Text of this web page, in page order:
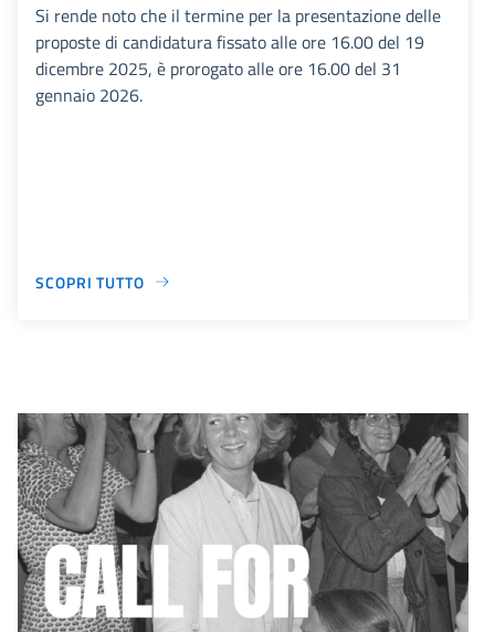
Si rende noto che il termine per la presentazione delle
proposte di candidatura fissato alle ore 16.00 del 19
dicembre 2025, è prorogato alle ore 16.00 del 31
gennaio 2026.
SCOPRI TUTTO